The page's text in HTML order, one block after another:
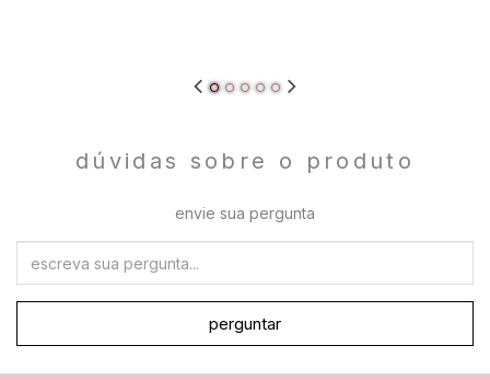
dúvidas sobre o produto
envie sua pergunta
perguntar